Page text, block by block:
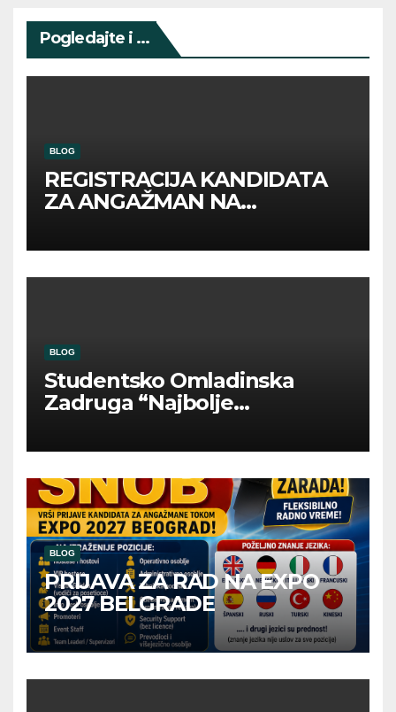
Pogledajte i ...
BLOG
REGISTRACIJA KANDIDATA
ZA ANGAŽMAN NA
BLOG
Studentsko Omladinska
Zadruga “Najbolje
BLOG
PRIJAVA ZA RAD NA EXPO
2027 BELGRADE